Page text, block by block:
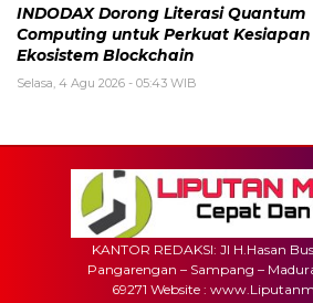
INDODAX Dorong Literasi Quantum
Computing untuk Perkuat Kesiapan
Ekosistem Blockchain
Selasa, 4 Agu 2026 - 05:43 WIB
KANTOR REDAKSI: Jl H.Hasan
Pangarengan – Sampang –
69271 Website :